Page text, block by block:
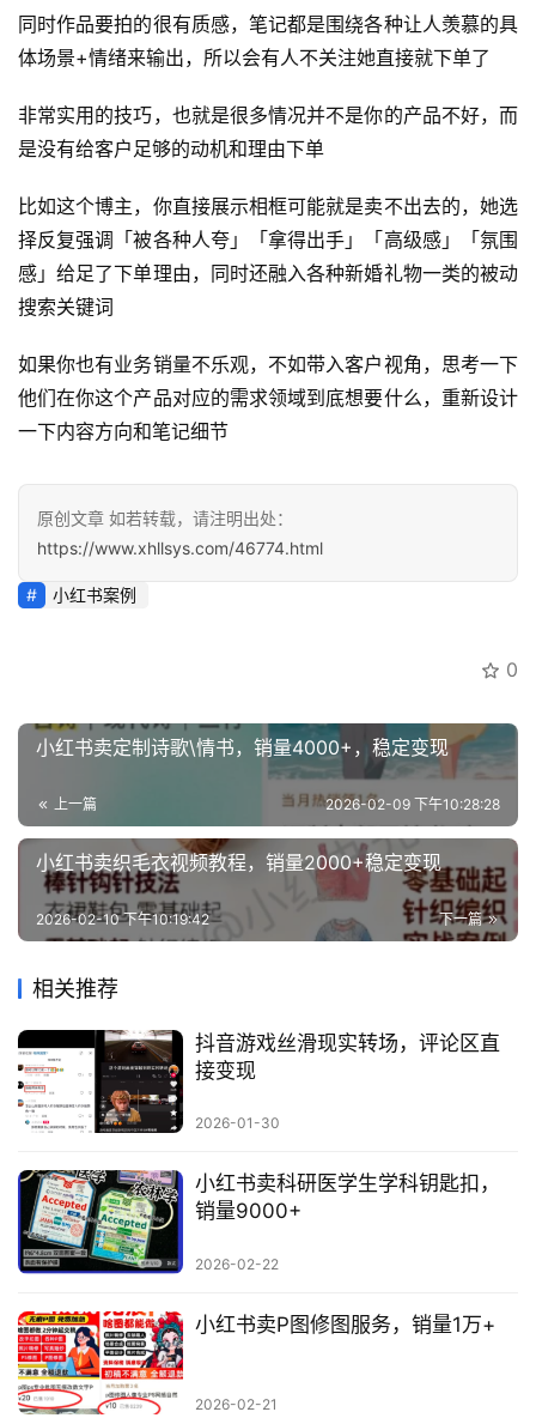
指
南
运
营
科
创
业
源
员
专
区
同时作品要拍的很有质感，笔记都是围绕各种让人羡慕的具
体场景+情绪来输出，所以会有人不关注她直接就下单了
非常实用的技巧，也就是很多情况并不是你的产品不好，而
是没有给客户足够的动机和理由下单
比如这个博主，你直接展示相框可能就是卖不出去的，她选
择反复强调「被各种人夸」「拿得出手」「高级感」「氛围
感」给足了下单理由，同时还融入各种新婚礼物一类的被动
搜索关键词
如果你也有业务销量不乐观，不如带入客户视角，思考一下
他们在你这个产品对应的需求领域到底想要什么，重新设计
一下内容方向和笔记细节
原创文章 如若转载，请注明出处：
https://www.xhllsys.com/46774.html
小红书案例
0
小红书卖定制诗歌\情书，销量4000+，稳定变现
上一篇 2026-02-09 下午10:28:28
小红书卖织毛衣视频教程，销量2000+稳定变现
下一篇
2026-02-10 下午10:19:42
相关推荐
抖音游戏丝滑现实转场，评论区直
接变现
2026-01-30
小红书卖科研医学生学科钥匙扣，
销量9000+
2026-02-22
小红书卖P图修图服务，销量1万+
2026-02-21